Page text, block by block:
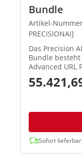
Bundle
Artikel-
PRECISIONAI]
Das Precision
Bundle
Advanced URL
Security und
Prevention:
Malware,
Sofort lieferbar